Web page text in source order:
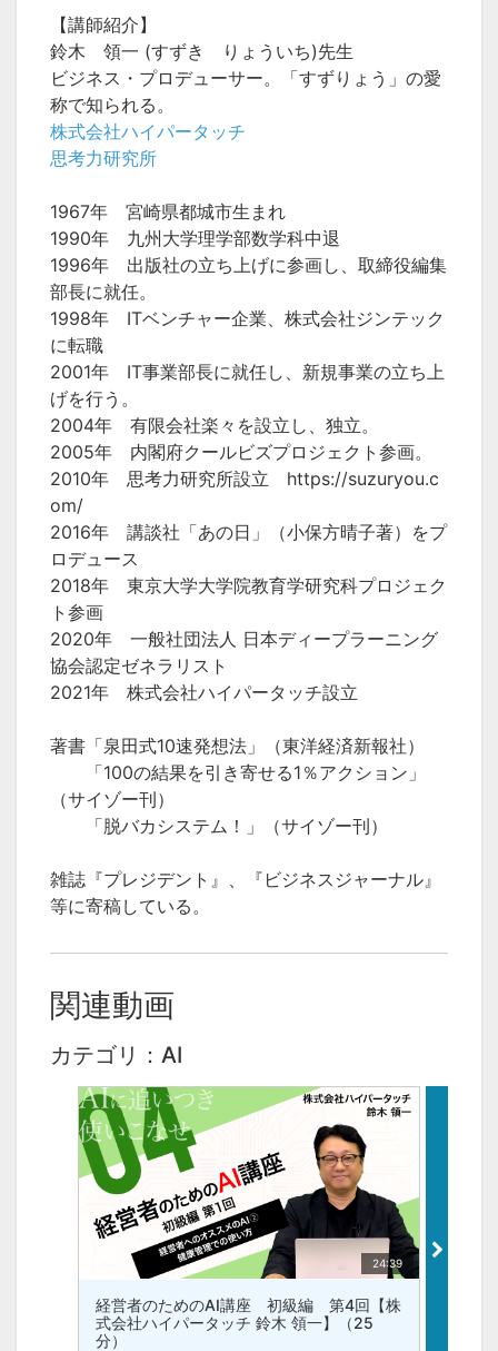
【講師紹介】
鈴木 領一 (すずき りょういち)先生
ビジネス・プロデューサー。「すずりょう」の愛
称で知られる。
株式会社ハイパータッチ
思考力研究所
1967年 宮崎県都城市生まれ
1990年 九州大学理学部数学科中退
1996年 出版社の立ち上げに参画し、取締役編集
部長に就任。
1998年 ITベンチャー企業、株式会社ジンテック
に転職
2001年 IT事業部長に就任し、新規事業の立ち上
げを行う。
2004年 有限会社楽々を設立し、独立。
2005年 内閣府クールビズプロジェクト参画。
2010年 思考力研究所設立 https://suzuryou.c
om/
2016年 講談社「あの日」（小保方晴子著）をプ
ロデュース
2018年 東京大学大学院教育学研究科プロジェク
ト参画
2020年 一般社団法人 日本ディープラーニング
協会認定ゼネラリスト
2021年 株式会社ハイパータッチ設立
著書「泉田式10速発想法」（東洋経済新報社）
「100の結果を引き寄せる1％アクション」
（サイゾー刊）
「脱バカシステム！」（サイゾー刊）
雑誌『プレジデント』、『ビジネスジャーナル』
等に寄稿している。
関連動画
カテゴリ：AI
24:39
経営者のためのAI講座 初級編 第4回【株
式会社ハイパータッチ 鈴木 領一】（25
分）